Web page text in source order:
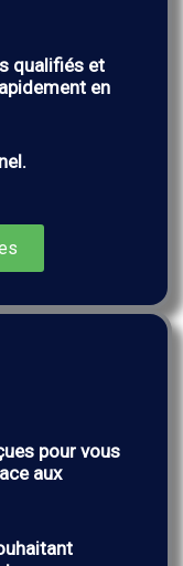
qualifiés et
en
pour vous
aux